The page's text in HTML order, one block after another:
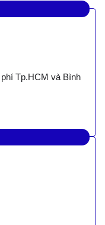
Tp.HCM và Bình